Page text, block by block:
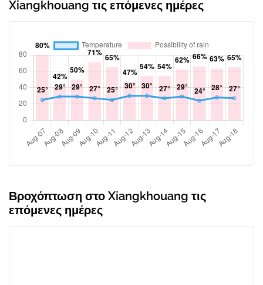
Xiangkhouang τις επόμενες ημέρες
Βροχόπτωση στο Xiangkhouang τις
επόμενες ημέρες